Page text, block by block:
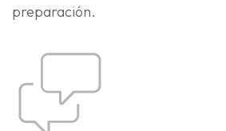
preparación.